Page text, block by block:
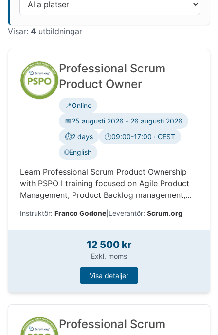
Visar: 4 utbildningar
Professional Scrum
Product Owner
📍Online
📅25 augusti 2026 - 26 augusti 2026
⏱️2 days 🕐
Tidszon:
09:00-17:00 · CEST
🌐English
Learn Professional Scrum Product Ownership
with PSPO I training focused on Agile Product
Management, Product Backlog management,
stakeholders, value delivery, and Scrum.org
certification.
Instruktör: Franco Godone Leverantör: Scrum.org
12 500 kr
Exkl. moms
Visa detaljer
Professional Scrum